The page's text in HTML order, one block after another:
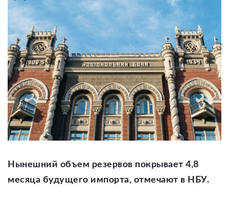
Нынешний объем резервов покрывает 4,8
месяца будущего импорта, отмечают в НБУ.